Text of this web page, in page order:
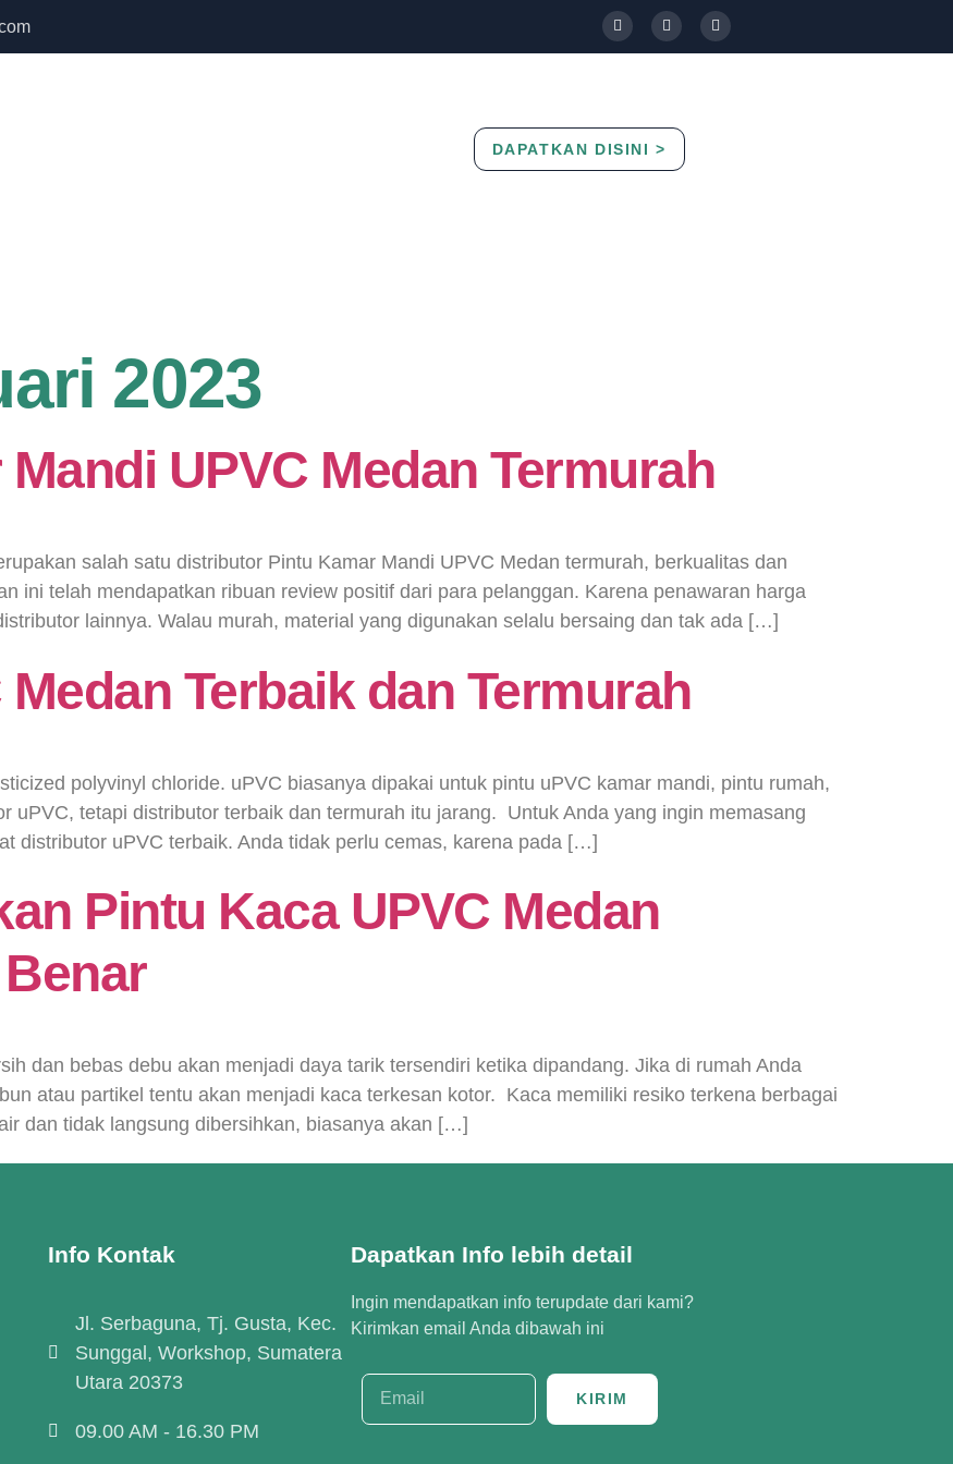
DAPATKAN DISINI >
2023
UPVC Medan Termurah
salah satu distributor Pintu Kamar Mandi UPVC Medan termurah, berkualitas dan
ini telah mendapatkan ribuan review positif dari para pelanggan. Karena penawaran harga
lainnya. Walau murah, material yang digunakan selalu bersaing dan tak ada […]
Terbaik dan Termurah
polyvinyl chloride. uPVC biasanya dipakai untuk pintu uPVC kamar mandi, pintu rumah,
uPVC, tetapi distributor terbaik dan termurah itu jarang. Untuk Anda yang ingin memasang
distributor uPVC terbaik. Anda tidak perlu cemas, karena pada […]
Pintu Kaca UPVC Medan
dan bebas debu akan menjadi daya tarik tersendiri ketika dipandang. Jika di rumah Anda
atau partikel tentu akan menjadi kaca terkesan kotor. Kaca memiliki resiko terkena berbagai
dan tidak langsung dibersihkan, biasanya akan […]
Info Kontak
Jl. Serbaguna, Tj. Gusta, Kec.
Sunggal, Workshop, Sumatera
Utara 20373
09.00 AM - 16.30 PM
Dapatkan Info lebih detail
Ingin mendapatkan info terupdate dari kami?
Kirimkan email Anda dibawah ini
KIRIM